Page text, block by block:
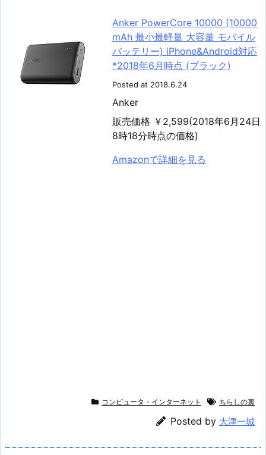
Anker PowerCore 10000 (10000
mAh 最小最軽量 大容量 モバイル
バッテリー) iPhone&Android対応
*2018年6月時点 (ブラック)
Posted at 2018.6.24
Anker
販売価格 ￥2,599(2018年6月24日
8時18分時点の価格)
Amazonで詳細を見る
コンピュータ・インターネット ちらしの裏
Posted by 大津一城